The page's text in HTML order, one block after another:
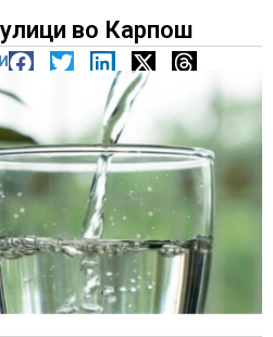
во Карпош